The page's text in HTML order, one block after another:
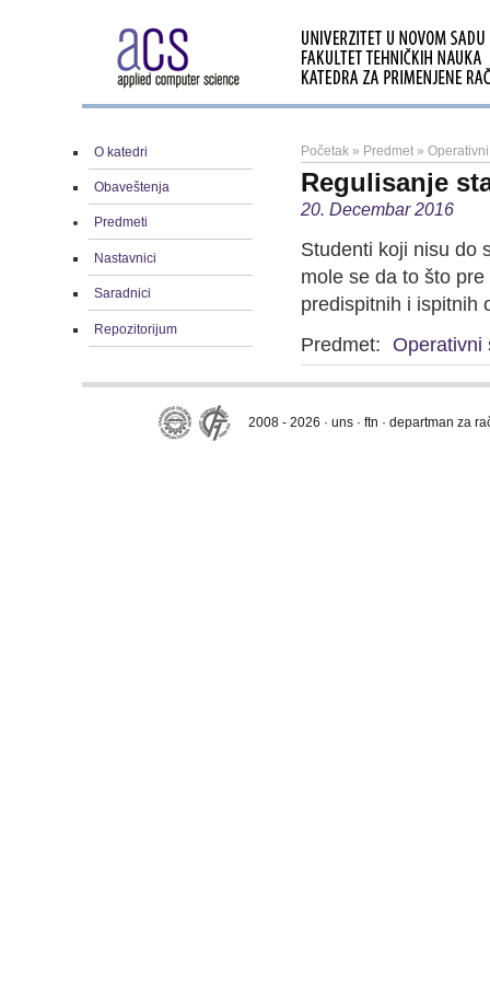
O katedri
Obaveštenja
Predmeti
Nastavnici
Saradnici
Repozitorijum
Početak » Predmet »
Regulisanje
20. Decembar 2016
Studenti koji nisu do
mole se da to što
predispitnih i ispitnih
Predmet:
Operativni
2008 - 2026 · uns · ftn · departman za